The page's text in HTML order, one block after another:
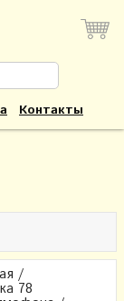
Контакты
/
78